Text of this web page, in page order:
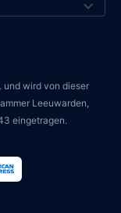
und wird von dieser
Leeuwarden,
eingetragen.